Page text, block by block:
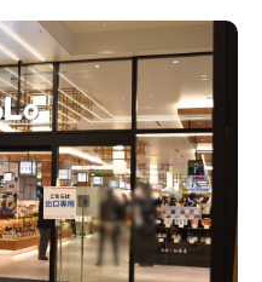
新潟市秋葉区
胎内・粟島
・阿賀
燕・弥彦
南
魚沼・南魚沼・湯沢
・糸魚川
パスタ
カツ
デカ盛り・大盛り
海鮮・鮨
そば・うどん
フトビール
暑気払い
スポーツ
丹
EC イベント
求人
長岡・見附 チラシ
目 チラシ
週末セール
アルセール
売りセール